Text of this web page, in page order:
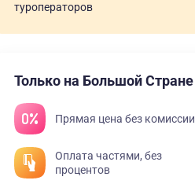
туроператоров
Только на Большой Стране
Прямая цена без комиссии
Оплата частями, без
процентов